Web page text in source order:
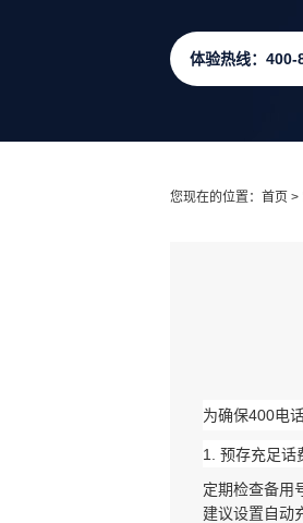
体验热线：400-
您现在的位置： 首页 >
为确保400电
1. ‌ 预存充足话
定期检查备用
建议设置自动